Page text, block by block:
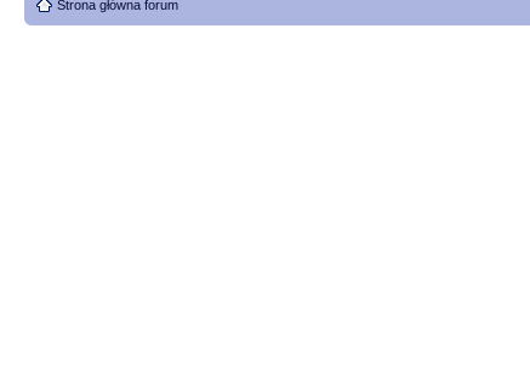
Strona główna forum